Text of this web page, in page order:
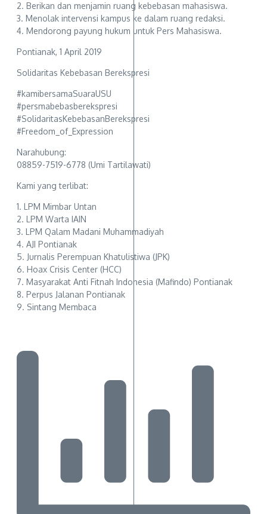
2. Berikan dan menjamin ruang kebebasan mahasiswa.
3. Menolak intervensi kampus ke dalam ruang redaksi.
4. Mendorong payung hukum untuk Pers Mahasiswa.
Pontianak, 1 April 2019
Solidaritas Kebebasan Berekspresi
#kamibersamaSuaraUSU
#persmabebasberekspresi
#SolidaritasKebebasanBerekspresi
#Freedom_of_Expression
Narahubung:
08859-7519-6778 (Umi Tartilawati)
Kami yang terlibat:
1. LPM Mimbar Untan
2. LPM Warta IAIN
3. LPM Qalam Madani Muhammadiyah
4. AJI Pontianak
5. Jurnalis Perempuan Khatulistiwa (JPK)
6. Hoax Crisis Center (HCC)
7. Masyarakat Anti Fitnah Indonesia (Mafindo) Pontianak
8. Perpus Jalanan Pontianak
9. Sintang Membaca